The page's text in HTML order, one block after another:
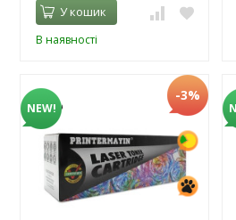
У кошик
В наявності
NEW!
-3%